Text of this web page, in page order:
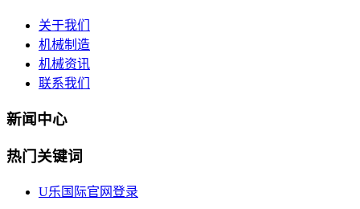
关于我们
机械制造
机械资讯
联系我们
新闻中心
热门关键词
U乐国际官网登录